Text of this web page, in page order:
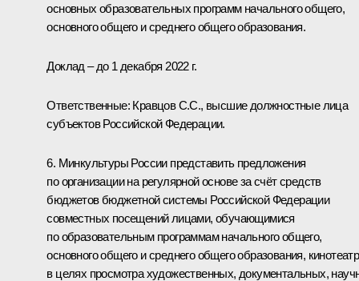
основных образовательных программ начального общего,
основного общего и среднего общего образования.
Доклад – до 1 декабря 2022 г.
Ответственные: Кравцов С.С., высшие должностные лица
субъектов Российской Федерации.
6. Минкультуры России представить предложения
по организации на регулярной основе за счёт средств
бюджетов бюджетной системы Российской Федерации
совместных посещений лицами, обучающимися
по образовательным программам начального общего,
основного общего и среднего общего образования,
в целях просмотра художественных, документальных,